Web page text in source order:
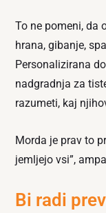
To ne pomeni, da
hrana, gibanje,
Personalizirana
nadgradnja za
razumeti, kaj
Morda je prav to
jemljejo vsi”,
Bi radi